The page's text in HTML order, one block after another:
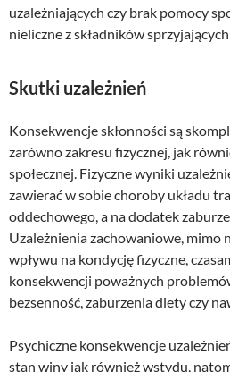
uzależniających czy brak pomocy
nieliczne z składników
Skutki uzależnień
Konsekwencje skłonności są
zarówno zakresu fizycznej, jak
społecznej. Fizyczne wyniki
zawierać w sobie choroby układu
oddechowego, a na dodatek
Uzależnienia zachowaniowe, mimo
wpływu na kondycję fizyczne,
konsekwencji poważnych
bezsenność, zaburzenia diety czy
Psychiczne konsekwencje
stan winy jak również wstydu,